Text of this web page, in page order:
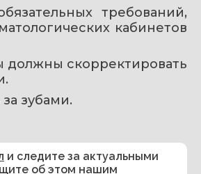
требований,
кабинетов
должны скорректировать
зубами.
и следите за актуальными
об этом нашим